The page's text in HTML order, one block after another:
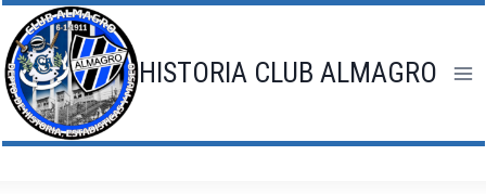
Saltar
al
contenido
HISTORIA CLUB ALMAGRO